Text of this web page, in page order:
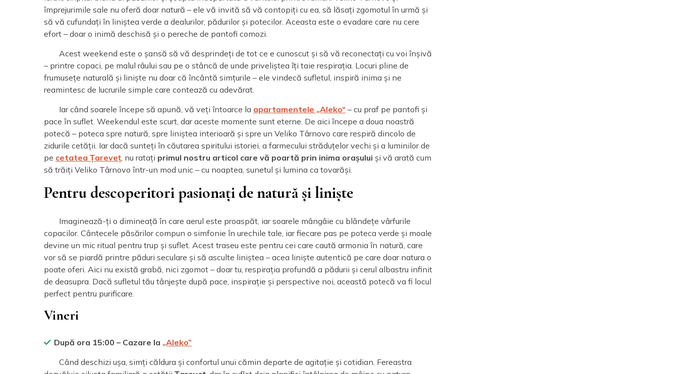
împrejurimile sale nu oferă doar natură – ele vă invită să vă contopiți cu ea, să lăsați zgomotul în urmă și
să vă cufundați în liniștea verde a dealurilor, pădurilor și potecilor. Aceasta este o evadare care nu cere
efort – doar o inimă deschisă și o pereche de pantofi comozi.
Acest weekend este o șansă să vă desprindeți de tot ce e cunoscut și să vă reconectați cu voi înșivă
– printre copaci, pe malul râului sau pe o stâncă de unde priveliștea îți taie respirația. Locuri pline de
frumusețe naturală și liniște nu doar că încântă simțurile – ele vindecă sufletul, inspiră inima și ne
reamintesc de lucrurile simple care contează cu adevărat.
Iar când soarele începe să apună, vă veți întoarce la apartamentele „Aleko“ – cu praf pe pantofi și
pace în suflet. Weekendul este scurt, dar aceste momente sunt eterne. De aici începe a doua noastră
potecă – poteca spre natură, spre liniștea interioară și spre un Veliko Târnovo care respiră dincolo de
zidurile cetății. Iar dacă sunteți în căutarea spiritului istoriei, a farmecului străduțelor vechi și a luminilor de
pe cetatea Țareveț, nu ratați primul nostru articol care vă poartă prin inima orașului și vă arată cum
să trăiți Veliko Târnovo într-un mod unic – cu noaptea, sunetul și lumina ca tovarăși.
Pentru descoperitori pasionați de natură și liniște
Imaginează-ți o dimineață în care aerul este proaspăt, iar soarele mângâie cu blândețe vârfurile
copacilor. Cântecele păsărilor compun o simfonie în urechile tale, iar fiecare pas pe poteca verde și moale
devine un mic ritual pentru trup și suflet. Acest traseu este pentru cei care caută armonia în natură, care
vor să se piardă printre păduri seculare și să asculte liniștea – acea liniște autentică pe care doar natura o
poate oferi. Aici nu există grabă, nici zgomot – doar tu, respirația profundă a pădurii și cerul albastru infinit
de deasupra. Dacă sufletul tău tânjește după pace, inspirație și perspective noi, această potecă va fi locul
perfect pentru purificare.
Vineri
După ora 15:00 – Cazare la „Aleko”
Când deschizi ușa, simți căldura și confortul unui cămin departe de agitație și cotidian. Fereastra